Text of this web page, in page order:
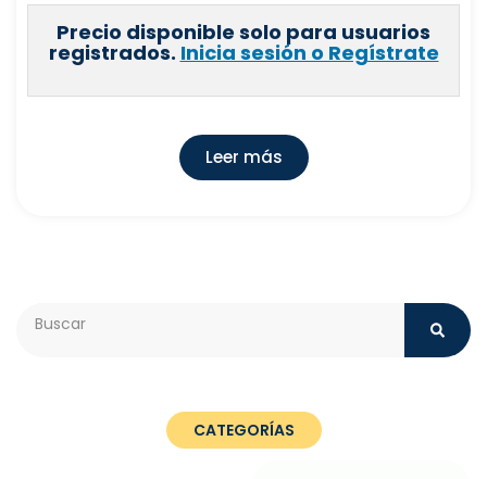
Precio disponible solo para usuarios
registrados. Inicia sesión o Regístrate
Leer más
CATEGORÍAS